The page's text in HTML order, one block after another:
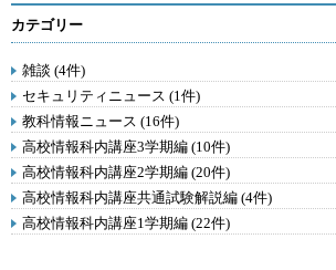
カテゴリー
雑談 (4件)
セキュリティニュース (1件)
教科情報ニュース (16件)
高校情報科内講座3学期編 (10件)
高校情報科内講座2学期編 (20件)
高校情報科内講座共通試験解説編 (4件)
高校情報科内講座1学期編 (22件)